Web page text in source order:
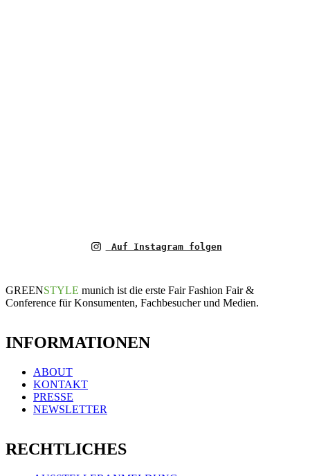
Auf Instagram folgen
GREENSTYLE munich ist die erste Fair Fashion Fair &
Conference für Konsumenten, Fachbesucher und Medien.
INFORMATIONEN
ABOUT
KONTAKT
PRESSE
NEWSLETTER
RECHTLICHES